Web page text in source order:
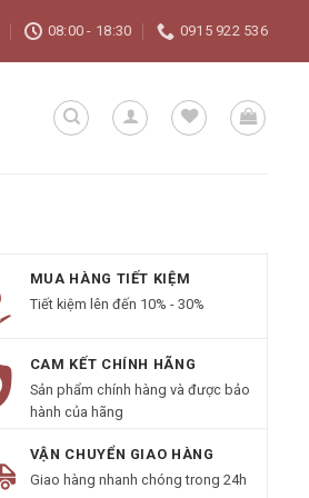
08:00 - 18:30 0915 922 536
MUA HÀNG TIẾT KIỆM
Tiết kiệm lên đến 10% - 30%
CAM KẾT CHÍNH HÃNG
Sản phẩm chính hàng và được bảo
hành của hãng
VẬN CHUYỂN GIAO HÀNG
Giao hàng nhanh chóng trong 24h